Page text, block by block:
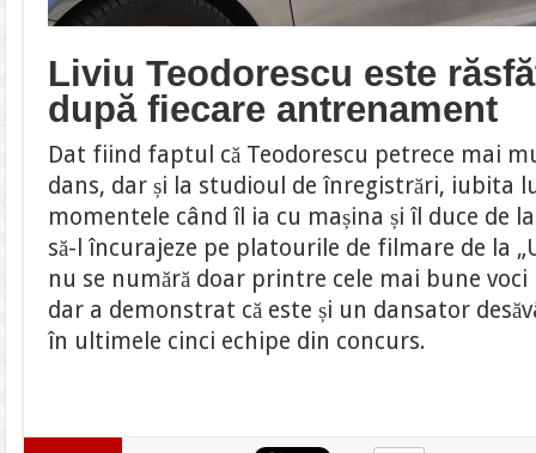
Liviu Teodorescu este
după fiecare antrenament
Dat fiind faptul că Teodorescu petrece mai
dans, dar și la studioul de înregistrări, iubita
momentele când îl ia cu mașina și îl duce de
să-l încurajeze pe platourile de filmare de la
nu se numără doar printre cele mai bune
dar a demonstrat că este și un dansator
în ultimele cinci echipe din concurs.